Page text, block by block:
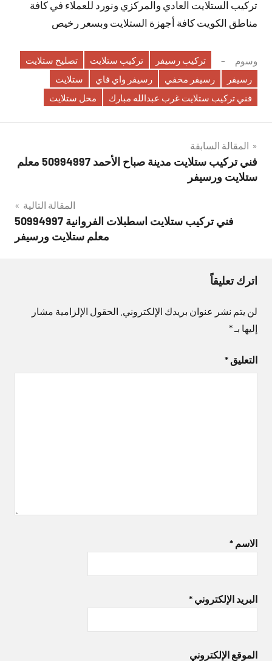
تركيب الستلايت العادي والمركزي ونورد للعملاء في كافة
مناطق الكويت كافة أجهزة الستلايت وبسعر رخيص
وسوم تركيب رسيفر تركيب ستلايت
تصليح ستلايت
رسيفر
رسيفر مخفي رسيفر واي فاي
ستلايت
فني تركيب ستلايت غرب عبدالله مبارك
محل ستلايت
تصفّح
المقالات
المقالة السابقة
فني تركيب ستلايت مدينة صباح الأحمد 50994997 معلم
ستلايت ورسيفر
المقالة التالية
فني تركيب ستلايت اسطبلات الفروانية 50994997
معلم ستلايت ورسيفر
اترك تعليقاً
لن يتم نشر عنوان بريدك الإلكتروني. الحقول الإلزامية مشار
إليها بـ*
التعليق *
الاسم *
البريد الإلكتروني *
الموقع الإلكتروني